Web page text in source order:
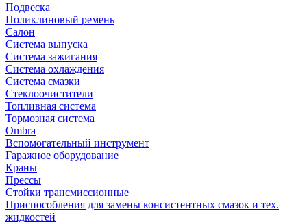
Подвеска
Поликлиновый ремень
Салон
Система выпуска
Система зажигания
Система охлаждения
Система смазки
Стеклоочистители
Топливная система
Тормозная система
Ombra
Вспомогательный инструмент
Гаражное оборудование
Краны
Прессы
Стойки трансмиссионные
Приспособления для замены консистентных смазок и тех.
жидкостей